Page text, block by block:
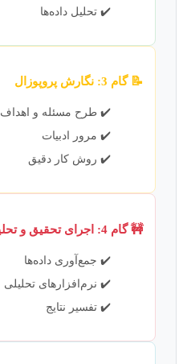
✔️ تحلیل داده‌ها
📝 گام 3: نگارش پروپوزال
✔️ طرح مسئله و اهداف
✔️ مرور ادبیات
✔️ روش کار دقیق
🚧 گام 4: اجرای تحقیق و تحلیل
✔️ جمع‌آوری داده‌ها
✔️ نرم‌افزارهای تحلیلی
✔️ تفسیر نتایج